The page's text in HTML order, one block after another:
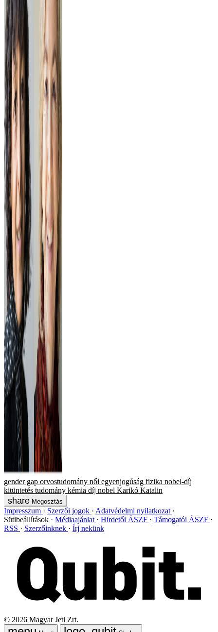
gender gap orvostudomány női egyenjogúság fizika nobel-díj
kitüntetés tudomány kémia díj nobel Karikó Katalin
Megosztás
Impresszum Szerzői jogok
Adatvédelmi nyilatkozat
Sütibeállítások
Médiaajánlat Hirdetői ÁSZF
Támogatói ÁSZF
RSS
Szerzőinknek Írj nekünk
© 2026 Magyar Jeti Zrt.